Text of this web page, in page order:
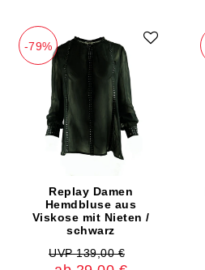
-79%
Replay Damen
Hemdbluse aus
Viskose mit Nieten /
schwarz
UVP 139,00 €